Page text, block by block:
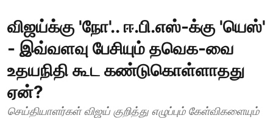
விஜய்க்கு 'நோ'.. ஈ.பி.எஸ்-க்கு 'யெஸ்'
- இவ்வளவு பேசியும் தவெக-வை
உதயநிதி கூட கண்டுகொள்ளாதது
ஏன்?
செய்தியாளர்கள் விஜய் குறித்து எழுப்பும் கேள்விகளையும்